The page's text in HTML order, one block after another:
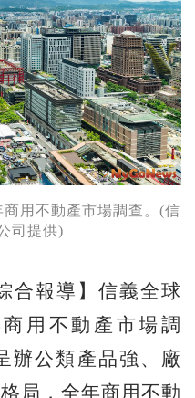
用不動產市場調查。(信
司提供)
合報導】信義全球
用不動產市場調
辦公類產品強、廠
局，全年商用不動